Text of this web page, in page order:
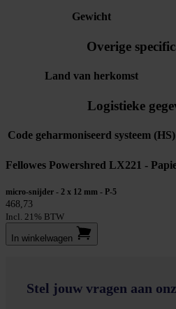
Gewicht
Overige
Land van herkomst
Logistieke
Code geharmoniseerd systeem (HS)
Fellowes Powershred LX221 -
micro-snijder - 2 x 12 mm - P-5
468,73
Incl. 21% BTW
In winkel­wagen
Stel jouw vragen aan